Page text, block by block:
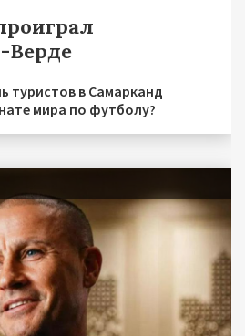
Верде
туристов в Самарканд
мира по футболу?